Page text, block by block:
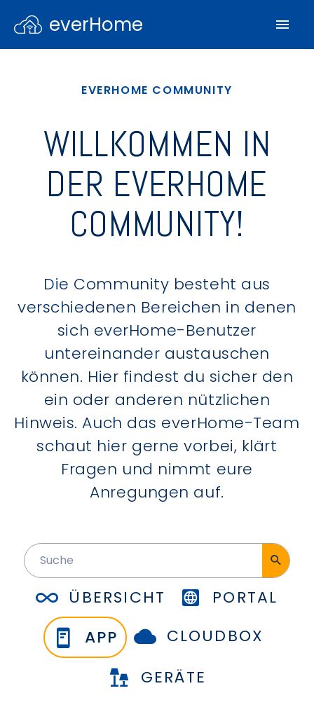
everHome
EVERHOME COMMUNITY
WILLKOMMEN IN
DER EVERHOME
COMMUNITY!
Die Community besteht aus
verschiedenen Bereichen in denen
sich everHome-Benutzer
untereinander austauschen
können. Hier findest du sicher den
ein oder anderen nützlichen
Hinweis. Auch das everHome-Team
schaut hier gerne vorbei, klärt
Fragen und nimmt eure
Anregungen auf.
ÜBERSICHT
PORTAL
APP
CLOUDBOX
GERÄTE